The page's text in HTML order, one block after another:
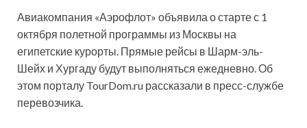
Авиакомпания «Аэрофлот» объявила о старте с 1
октября полетной программы из Москвы на
египетские курорты. Прямые рейсы в Шарм-эль-
Шейх и Хургаду будут выполняться ежедневно. Об
этом порталу TourDom.ru рассказали в пресс-службе
перевозчика.